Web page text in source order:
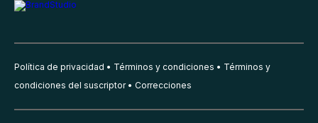
Política de privacidad Términos y condiciones
Términos y
condiciones del suscriptor
Correcciones